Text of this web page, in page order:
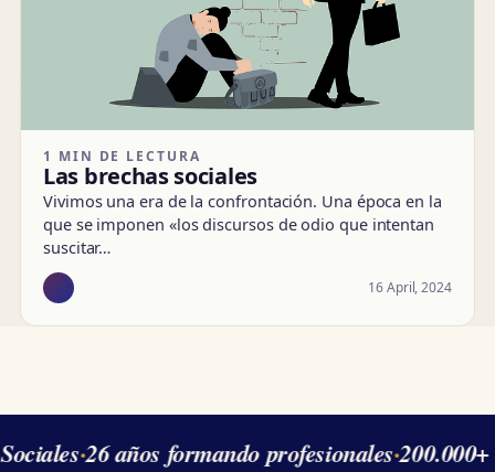
1 MIN DE LECTURA
Las brechas sociales
Vivimos una era de la confrontación. Una época en la
que se imponen «los discursos de odio que intentan
suscitar…
16 April, 2024
·26 años formando profesionales·200.000+